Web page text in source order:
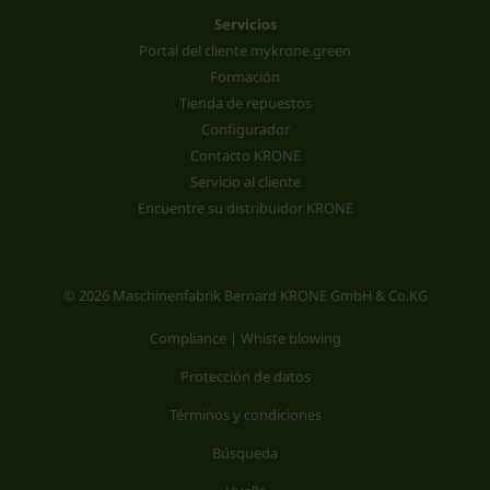
Servicios
Portal del cliente mykrone.green
Formación
Tienda de repuestos
Configurador
Contacto KRONE
Servicio al cliente
Encuentre su distribuidor KRONE
© 2026 Maschinenfabrik Bernard KRONE GmbH & Co.KG
Compliance | Whiste blowing
Protección de datos
Términos y condiciones
Búsqueda